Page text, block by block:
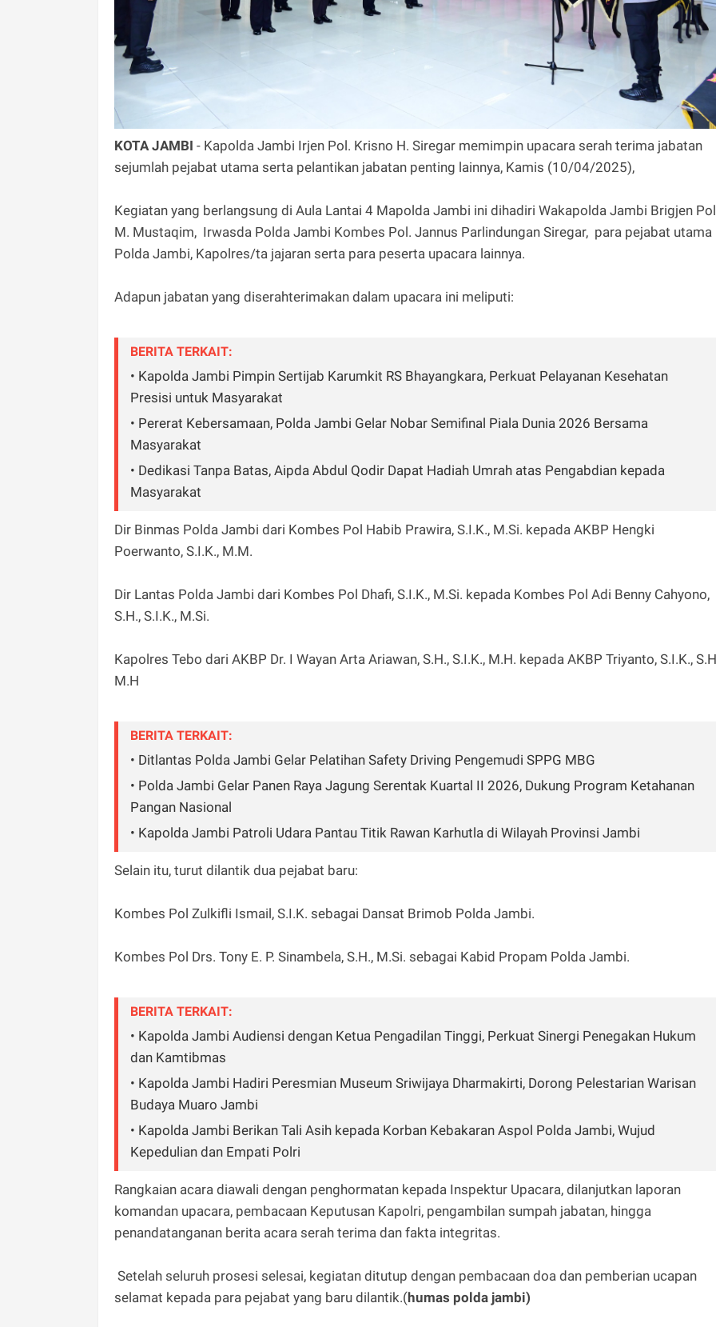
KOTA JAMBI - Kapolda Jambi Irjen Pol. Krisno H. Siregar memimpin upacara serah terima jabatan
sejumlah pejabat utama serta pelantikan jabatan penting lainnya, Kamis (10/04/2025),
Kegiatan yang berlangsung di Aula Lantai 4 Mapolda Jambi ini dihadiri Wakapolda Jambi Brigjen
M. Mustaqim, Irwasda Polda Jambi Kombes Pol. Jannus Parlindungan Siregar, para pejabat utama
Polda Jambi, Kapolres/ta jajaran serta para peserta upacara lainnya.
Adapun jabatan yang diserahterimakan dalam upacara ini meliputi:
BERITA TERKAIT:
• Kapolda Jambi Pimpin Sertijab Karumkit RS Bhayangkara, Perkuat Pelayanan Kesehatan
Presisi untuk Masyarakat
• Pererat Kebersamaan, Polda Jambi Gelar Nobar Semifinal Piala Dunia 2026 Bersama
Masyarakat
• Dedikasi Tanpa Batas, Aipda Abdul Qodir Dapat Hadiah Umrah atas Pengabdian kepada
Masyarakat
Dir Binmas Polda Jambi dari Kombes Pol Habib Prawira, S.I.K., M.Si. kepada AKBP Hengki
Poerwanto, S.I.K., M.M.
Dir Lantas Polda Jambi dari Kombes Pol Dhafi, S.I.K., M.Si. kepada Kombes Pol Adi Benny Cahyono,
S.H., S.I.K., M.Si.
Kapolres Tebo dari AKBP Dr. I Wayan Arta Ariawan, S.H., S.I.K., M.H. kepada AKBP Triyanto, S.I.K.,
M.H
BERITA TERKAIT:
• Ditlantas Polda Jambi Gelar Pelatihan Safety Driving Pengemudi SPPG MBG
• Polda Jambi Gelar Panen Raya Jagung Serentak Kuartal II 2026, Dukung Program Ketahanan
Pangan Nasional
• Kapolda Jambi Patroli Udara Pantau Titik Rawan Karhutla di Wilayah Provinsi Jambi
Selain itu, turut dilantik dua pejabat baru:
Kombes Pol Zulkifli Ismail, S.I.K. sebagai Dansat Brimob Polda Jambi.
Kombes Pol Drs. Tony E. P. Sinambela, S.H., M.Si. sebagai Kabid Propam Polda Jambi.
BERITA TERKAIT:
• Kapolda Jambi Audiensi dengan Ketua Pengadilan Tinggi, Perkuat Sinergi Penegakan Hukum
dan Kamtibmas
• Kapolda Jambi Hadiri Peresmian Museum Sriwijaya Dharmakirti, Dorong Pelestarian Warisan
Budaya Muaro Jambi
• Kapolda Jambi Berikan Tali Asih kepada Korban Kebakaran Aspol Polda Jambi, Wujud
Kepedulian dan Empati Polri
Rangkaian acara diawali dengan penghormatan kepada Inspektur Upacara, dilanjutkan laporan
komandan upacara, pembacaan Keputusan Kapolri, pengambilan sumpah jabatan, hingga
penandatanganan berita acara serah terima dan fakta integritas.
Setelah seluruh prosesi selesai, kegiatan ditutup dengan pembacaan doa dan pemberian ucapan
selamat kepada para pejabat yang baru dilantik.(humas polda jambi)